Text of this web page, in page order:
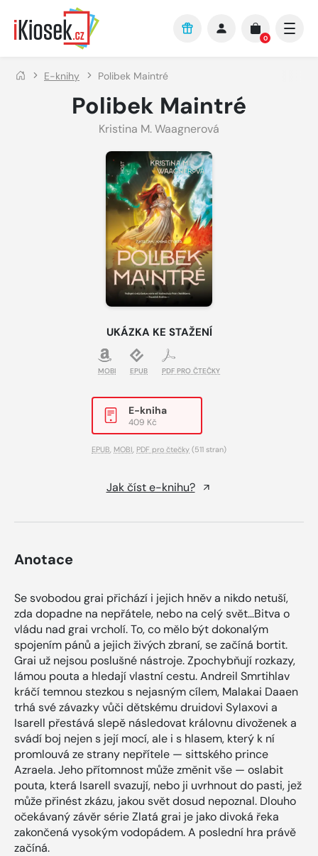
Přejít na hlavní obsah
0
E-knihy Polibek Maintré
Polibek Maintré
Kristina M. Waagnerová
UKÁZKA KE STAŽENÍ
MOBI EPUB PDF PRO ČTEČKY
E-kniha
409 Kč
EPUB MOBI PDF pro čtečky (511 stran)
Jak číst e-knihu?
Anotace
Se svobodou grai přichází i jejich hněv a nikdo netuší,
zda dopadne na nepřátele, nebo na celý svět…Bitva o
vládu nad grai vrcholí. To, co mělo být dokonalým
spojením pánů a jejich živých zbraní, se začíná bortit.
Grai už nejsou poslušné nástroje. Zpochybňují rozkazy,
lámou pouta a hledají vlastní cestu. Andreil Smrtihlav
kráčí temnou stezkou s nejasným cílem, Malakai Daaen
trhá své závazky vůči dětskému druidovi Sylaxovi a
Isarell přestává slepě následovat královnu divoženek a
svádí boj nejen s její mocí, ale i s hlasem, který k ní
promlouvá ze strany nepřítele — sittského prince
Azraela. Jeho přítomnost může změnit vše — oslabit
pouta, která Isarell svazují, nebo ji uvrhnout do pasti, jež
může přinést zkázu, jakou svět dosud nepoznal. Dlouho
očekávaný závěr série Zlatá grai je jako divoká řeka
zakončená vysokým vodopádem. A poslední hra právě
začíná.